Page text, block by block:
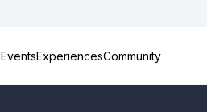
EventsExperiencesCommunity